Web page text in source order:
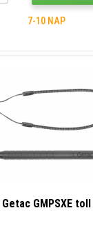
7-10 NAP
Getac GMPSXE toll